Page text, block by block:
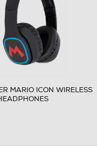
ICON WIRELESS